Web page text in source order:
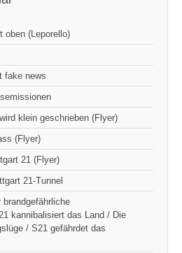
oben (Leporello)
fake news
klein geschrieben (Flyer)
(Flyer)
21 (Flyer)
21-Tunnel
brandgefährliche
kannibalisiert das Land / Die
/ S21 gefährdet das